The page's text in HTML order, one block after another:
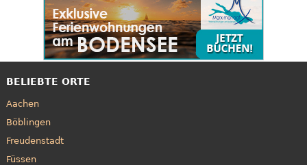
BELIEBTE ORTE
Aachen
Böblingen
Freudenstadt
Füssen